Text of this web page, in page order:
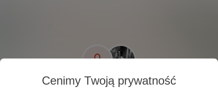
Cenimy Twoją prywatność